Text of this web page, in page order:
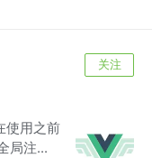
关注
使用之前
局注...